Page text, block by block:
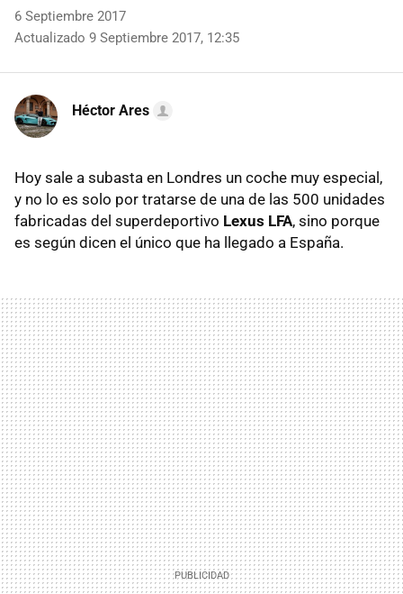
6 Septiembre 2017
Actualizado 9 Septiembre 2017, 12:35
Héctor Ares
Hoy sale a subasta en Londres un coche muy especial,
y no lo es solo por tratarse de una de las 500 unidades
fabricadas del superdeportivo Lexus LFA, sino porque
es según dicen el único que ha llegado a España.